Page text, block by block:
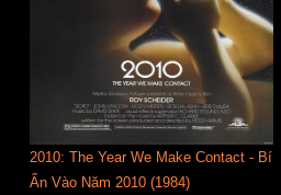
2010: The Year We Make Contact - Bí
Ẩn Vào Năm 2010 (1984)